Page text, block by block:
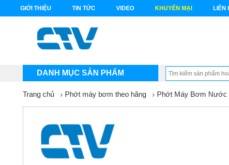
GIỚI THIỆU TIN TỨC VIDEO KHUYẾN MẠI LIÊN
DANH MỤC SẢN PHẨM
Trang chủ Phớt máy bơm theo hãng Phớt Máy Bơm Nước